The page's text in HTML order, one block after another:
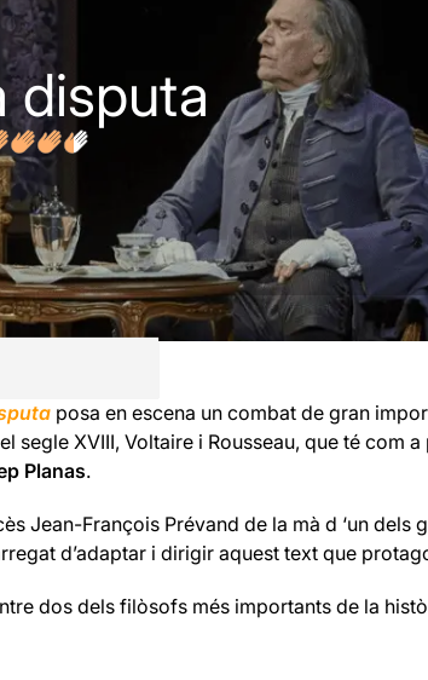
disputa
posa en escena un combat de gran
segle XVIII, Voltaire i Rousseau, que té com
Planas.
Jean-François Prévand de la mà d ‘un dels
d’adaptar i dirigir aquest text que
dos dels filòsofs més importants de la